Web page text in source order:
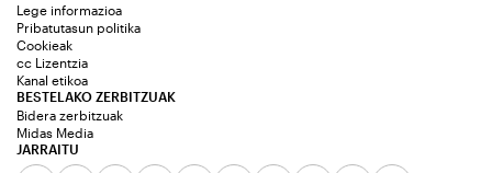
JARRAITU
Lege informazioa
Pribatutasun politika
Cookieak
cc Lizentzia
Kanal etikoa
BESTELAKO ZERBITZUAK
Bidera zerbitzuak
Midas Media